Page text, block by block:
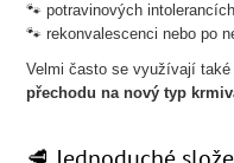
🐾 potravinových intolerancích
🐾 rekonvalescenci nebo po
Velmi často se využívají
přechodu na nový typ